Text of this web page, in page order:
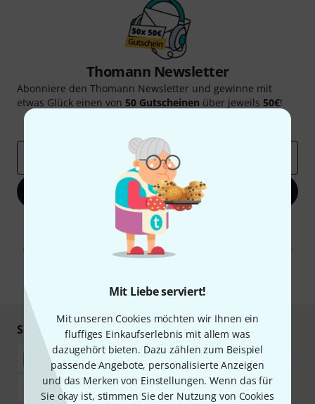
Mit Liebe serviert!
Mit unseren Cookies möchten wir Ihnen ein
fluffiges Einkaufserlebnis mit allem was
dazugehört bieten. Dazu zählen zum Beispiel
passende Angebote, personalisierte Anzeigen
und das Merken von Einstellungen. Wenn das für
Sie okay ist, stimmen Sie der Nutzung von Cookies
Thomann Newsletter
Abonniere den Thomann Newsletter und gewinne mit
etwas Glück einen von 50 Gutscheinen über jeweils 50€!
Thomann Insights
Jetzt anmelden
Mit Klick auf „Jetzt anmelden“ stimmen Sie dem Erhalt von E-Mail-
Werbung und einer Messung des E-Mail-Nutzungsverhaltens zu. Die
Abmeldung ist jederzeit möglich. Weitere Informationen finden Sie in
unserenDatenschutzhinweisen
Sicher einkaufen & bezahlen